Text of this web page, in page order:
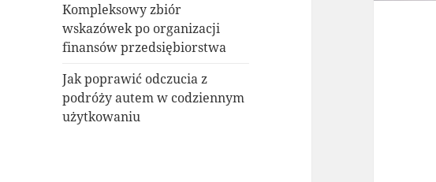
Kompleksowy zbiór
wskazówek po organizacji
finansów przedsiębiorstwa
Jak poprawić odczucia z
podróży autem w codziennym
użytkowaniu